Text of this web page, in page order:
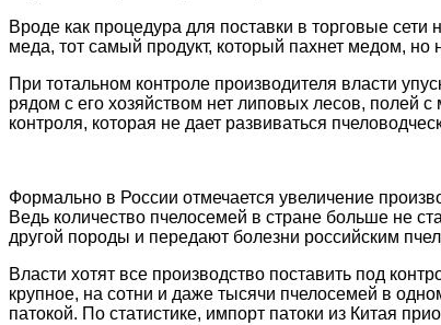
Вроде как процедура для поставки в торговые
меда, тот самый продукт, который пахнет медом, но
При тотальном контроле производителя власти
рядом с его хозяйством нет липовых лесов, полей
контроля, которая не дает развиваться
Формально в России отмечается увеличение
Ведь количество пчелосемей в стране больше не
другой породы и передают болезни российским
Власти хотят все производство поставить под
крупное, на сотни и даже тысячи пчелосемей в
патокой. По статистике, импорт патоки из Китая